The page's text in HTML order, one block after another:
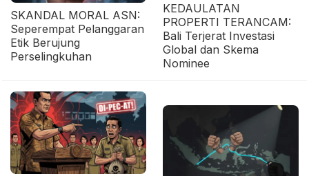
SKANDAL MORAL ASN:
Seperempat Pelanggaran
Etik Berujung
Perselingkuhan
KEDAULATAN
PROPERTI TERANCAM:
Bali Terjerat Investasi
Global dan Skema
Nominee